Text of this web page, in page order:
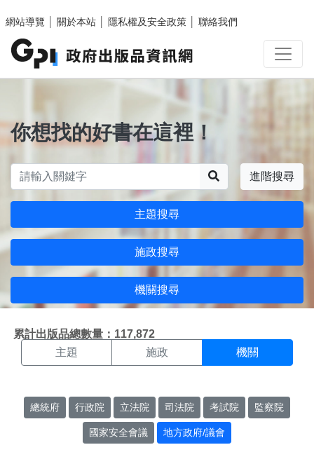
網站導覽
關於本站 隱私權及安全政策 聯絡我們
你想找的好書在這裡！
進階搜尋
主題搜尋
施政搜尋
機關搜尋
累計出版品總數量：117,872
機關搜尋結果頁面
主題 施政 機關
總統府 行政院 立法院 司法院 考試院 監察院
國家安全會議 地方政府/議會